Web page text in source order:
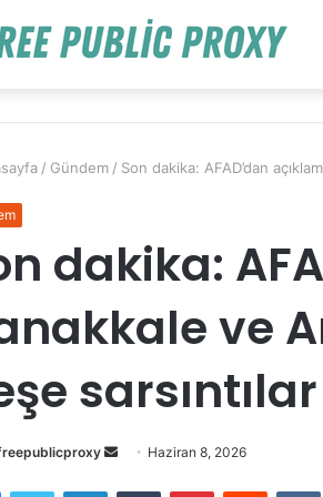
/ Gündem / Son dakika: AFAD’dan
dakika:
ve
sarsıntılar
Bir
Haziran 8, 2026
FacebookTwitter LinkedInTumblr PinterestReddit